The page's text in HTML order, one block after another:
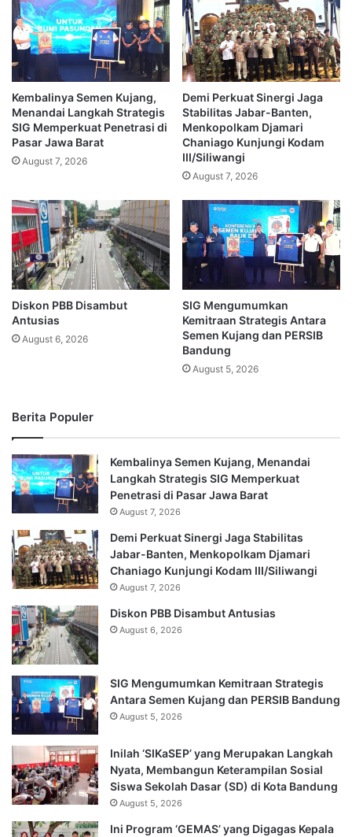
Kembalinya Semen Kujang,
Menandai Langkah Strategis
SIG Memperkuat Penetrasi di
Pasar Jawa Barat
August 7, 2026
Demi Perkuat Sinergi Jaga
Stabilitas Jabar-Banten,
Menkopolkam Djamari
Chaniago Kunjungi Kodam
III/Siliwangi
August 7, 2026
Diskon PBB Disambut
Antusias
August 6, 2026
SIG Mengumumkan
Kemitraan Strategis Antara
Semen Kujang dan PERSIB
Bandung
August 5, 2026
Berita Populer
Kembalinya Semen Kujang, Menandai
Langkah Strategis SIG Memperkuat
Penetrasi di Pasar Jawa Barat
August 7, 2026
Demi Perkuat Sinergi Jaga Stabilitas
Jabar-Banten, Menkopolkam Djamari
Chaniago Kunjungi Kodam III/Siliwangi
August 7, 2026
Diskon PBB Disambut Antusias
August 6, 2026
SIG Mengumumkan Kemitraan Strategis
Antara Semen Kujang dan PERSIB Bandung
August 5, 2026
Inilah ‘SIKaSEP’ yang Merupakan Langkah
Nyata, Membangun Keterampilan Sosial
Siswa Sekolah Dasar (SD) di Kota Bandung
August 5, 2026
Ini Program ‘GEMAS’ yang Digagas Kepala